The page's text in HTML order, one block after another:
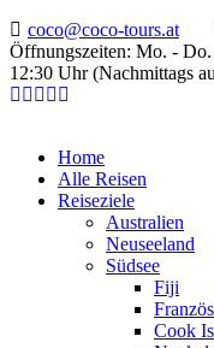
coco@coco-tours.at
Öffnungszeiten: Mo. -
12:30 Uhr (Nachmittags
Home
Alle Reisen
Reiseziele
Australien
Neuseeland
Südsee
Fiji
Cook